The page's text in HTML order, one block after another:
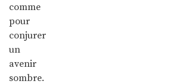
comme
pour
conjurer
un
avenir
sombre.